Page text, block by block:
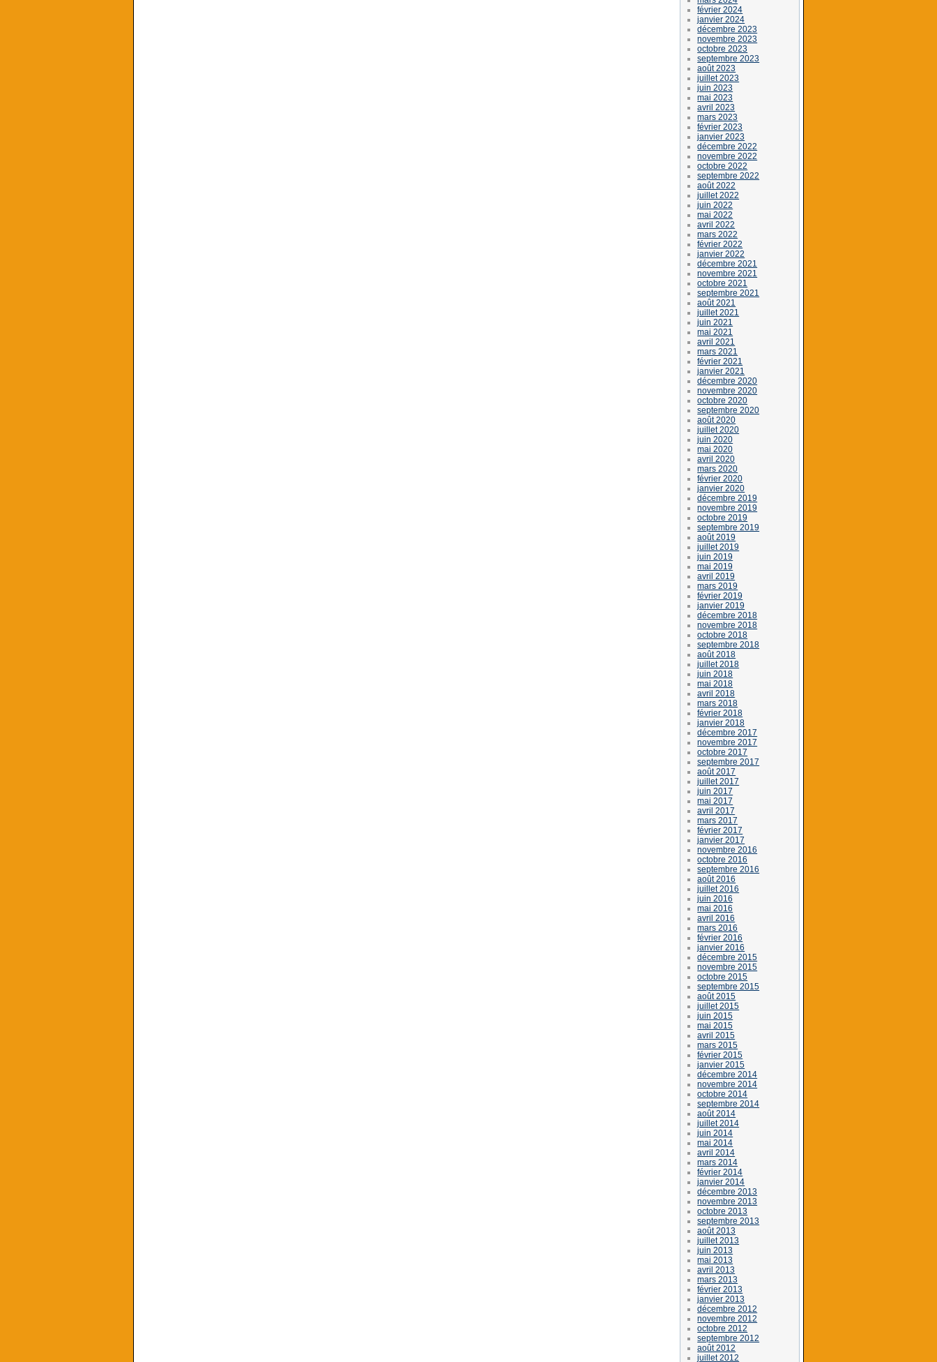
février 2024
janvier 2024
décembre 2023
novembre 2023
octobre 2023
septembre 2023
août 2023
juillet 2023
juin 2023
mai 2023
avril 2023
mars 2023
février 2023
janvier 2023
décembre 2022
novembre 2022
octobre 2022
septembre 2022
août 2022
juillet 2022
juin 2022
mai 2022
avril 2022
mars 2022
février 2022
janvier 2022
décembre 2021
novembre 2021
octobre 2021
septembre 2021
août 2021
juillet 2021
juin 2021
mai 2021
avril 2021
mars 2021
février 2021
janvier 2021
décembre 2020
novembre 2020
octobre 2020
septembre 2020
août 2020
juillet 2020
juin 2020
mai 2020
avril 2020
mars 2020
février 2020
janvier 2020
décembre 2019
novembre 2019
octobre 2019
septembre 2019
août 2019
juillet 2019
juin 2019
mai 2019
avril 2019
mars 2019
février 2019
janvier 2019
décembre 2018
novembre 2018
octobre 2018
septembre 2018
août 2018
juillet 2018
juin 2018
mai 2018
avril 2018
mars 2018
février 2018
janvier 2018
décembre 2017
novembre 2017
octobre 2017
septembre 2017
août 2017
juillet 2017
juin 2017
mai 2017
avril 2017
mars 2017
février 2017
janvier 2017
novembre 2016
octobre 2016
septembre 2016
août 2016
juillet 2016
juin 2016
mai 2016
avril 2016
mars 2016
février 2016
janvier 2016
décembre 2015
novembre 2015
octobre 2015
septembre 2015
août 2015
juillet 2015
juin 2015
mai 2015
avril 2015
mars 2015
février 2015
janvier 2015
décembre 2014
novembre 2014
octobre 2014
septembre 2014
août 2014
juillet 2014
juin 2014
mai 2014
avril 2014
mars 2014
février 2014
janvier 2014
décembre 2013
novembre 2013
octobre 2013
septembre 2013
août 2013
juillet 2013
juin 2013
mai 2013
avril 2013
mars 2013
février 2013
janvier 2013
décembre 2012
novembre 2012
octobre 2012
septembre 2012
août 2012
juillet 2012